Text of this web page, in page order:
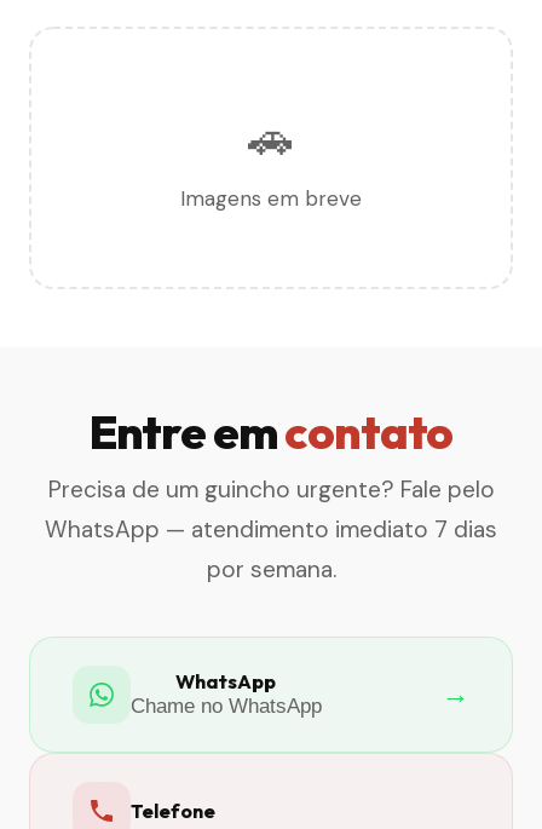
🚗
Imagens em breve
Entre emcontato
Precisa de um guincho urgente? Fale pelo
WhatsApp — atendimento imediato 7 dias
por semana.
WhatsApp
Chame no WhatsApp
→
Telefone